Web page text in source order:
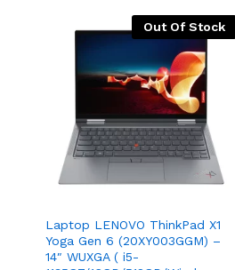
Out Of Stock
Laptop LENOVO ThinkPad X1
Yoga Gen 6 (20XY003GGM) –
14″ WUXGA ( i5-